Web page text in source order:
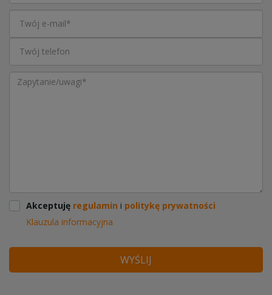
Akceptuję regulamin i politykę prywatności
Klauzula informacyjna
WYŚLIJ